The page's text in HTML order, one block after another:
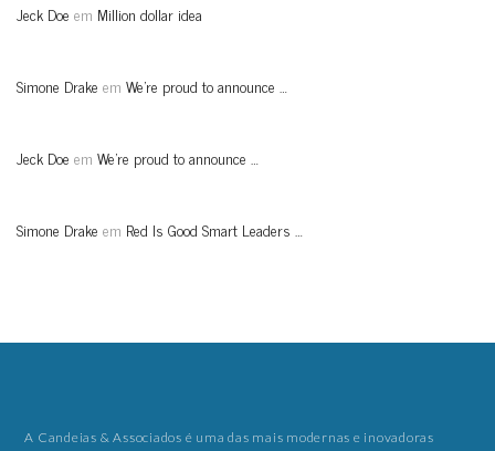
Jeck Doe em Million dollar idea
Simone Drake em We’re proud to announce …
Jeck Doe em We’re proud to announce …
Simone Drake em Red Is Good Smart Leaders …
A Candeias & Associados é uma das mais modernas e inovadoras